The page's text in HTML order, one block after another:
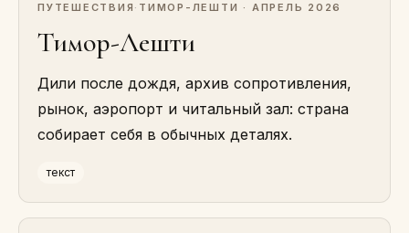
ПУТЕШЕСТВИЯ · ТИМОР-ЛЕШТИ · АПРЕЛЬ 2026
Тимор-Лешти
Дили после дождя, архив сопротивления,
рынок, аэропорт и читальный зал: страна
собирает себя в обычных деталях.
текст